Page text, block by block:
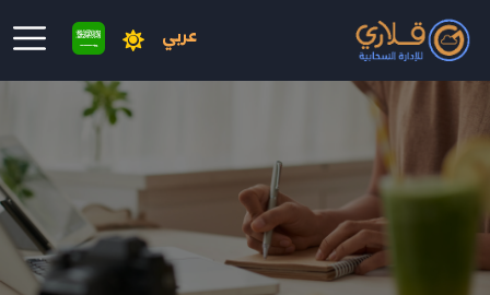
عربي
انتقال إلى المحتوى الرئيسي